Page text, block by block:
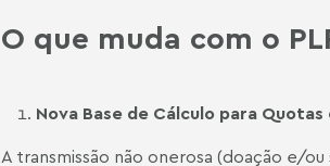
O que muda com o
Nova Base de Cálculo para Quotas
A transmissão não onerosa (doação e/